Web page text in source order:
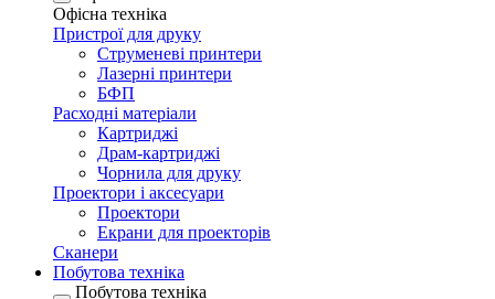
Офісна техніка
Пристрої для друку
Струменеві принтери
Лазерні принтери
БФП
Расходні матеріали
Картриджі
Драм-картриджі
Чорнила для друку
Проектори і аксесуари
Проектори
Екрани для проекторів
Сканери
Побутова техніка
Побутова техніка